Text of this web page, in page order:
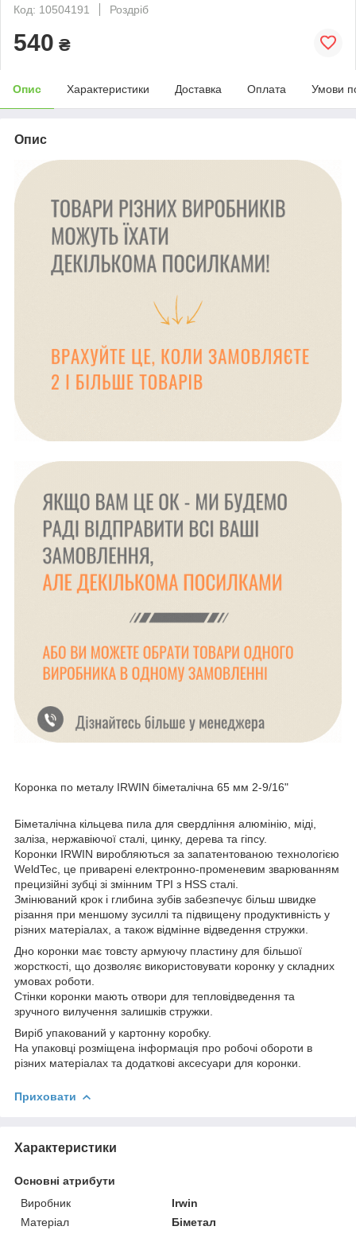
Код: 10504191
Роздріб
540 ₴
Опис Характеристики Доставка Оплата Умови
Опис
Коронка по металу IRWIN біметалічна 65 мм 2-9/16"
Біметалічна кільцева пила для свердління алюмінію, міді,
заліза, нержавіючої сталі, цинку, дерева та гіпсу.
Коронки IRWIN виробляються за запатентованою технологією
WeldTec, це приварені електронно-променевим зварюванням
прецизійні зубці зі змінним TPI з HSS сталі.
Змінюваний крок і глибина зубів забезпечує більш швидке
різання при меншому зусиллі та підвищену продуктивність у
різних матеріалах, а також відмінне відведення стружки.
Дно коронки має товсту армуючу пластину для більшої
жорсткості, що дозволяє використовувати коронку у складних
умовах роботи.
Стінки коронки мають отвори для тепловідведення та
зручного вилучення залишків стружки.
Виріб упакований у картонну коробку.
На упаковці розміщена інформація про робочі обороти в
різних матеріалах та додаткові аксесуари для коронки.
Приховати
Характеристики
Основні атрибути
Виробник
Irwin
Матеріал
Біметал